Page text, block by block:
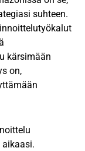
suhteen.
kärsimään
on,